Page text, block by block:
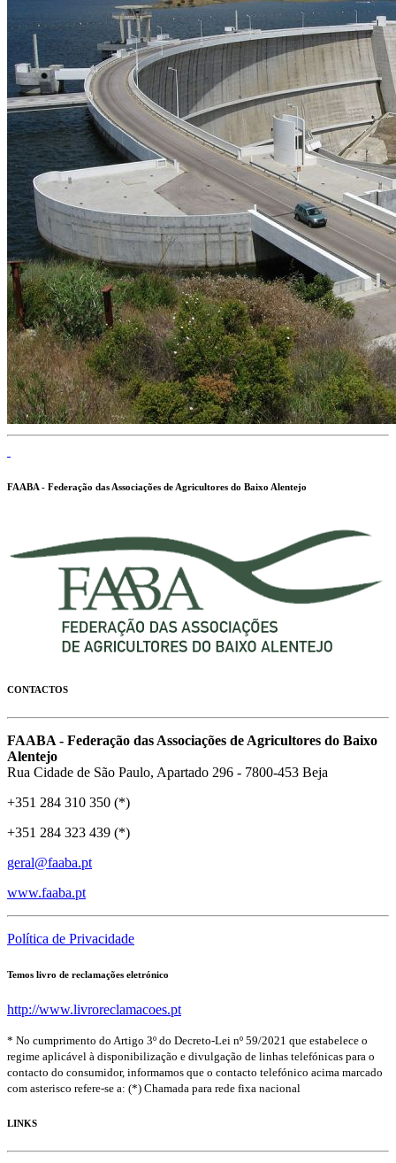
FAABA - Federação das Associações de Agricultores do Baixo Alentejo
CONTACTOS
FAABA - Federação das Associações de Agricultores do Baixo
Alentejo
Rua Cidade de São Paulo, Apartado 296 - 7800-453 Beja
+351 284 310 350 (*)
+351 284 323 439 (*)
geral@faaba.pt
www.faaba.pt
Política de Privacidade
Temos livro de reclamações eletrónico
http://www.livroreclamacoes.pt
* No cumprimento do Artigo 3º do Decreto-Lei nº 59/2021 que estabelece o
regime aplicável à disponibilização e divulgação de linhas telefónicas para o
contacto do consumidor, informamos que o contacto telefónico acima marcado
com asterisco refere-se a: (*) Chamada para rede fixa nacional
LINKS